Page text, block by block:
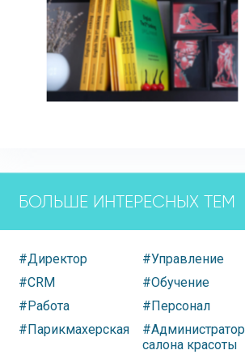
БОЛЬШЕ ИНТЕРЕСНЫХ ТЕМ
#Директор
#Управление
#CRM
#Обучение
#Работа
#Персонал
#Парикмахерская
#Администратор
салона красоты